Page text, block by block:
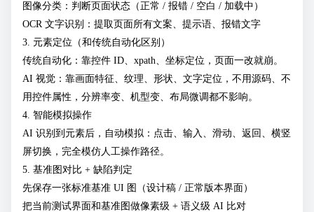
图像分类：判断页面状态（正常 / 报错 / 空白 / 加载中）
OCR 文字识别：提取页面所有文案、提示语、报错文字
3. 元素定位（和传统自动化区别）
传统自动化：靠控件 ID、xpath、坐标定位，页面一改就崩。
AI 视觉：靠画面特征、纹理、形状、文字定位，不用源码、不
用控件属性，分辨率变、机型变、布局微调都不影响。
4. 智能模拟操作
AI 识别到元素后，自动模拟：点击、输入、滑动、返回、横竖
屏切换，完全模仿人工操作路径。
5. 基准图对比 + 缺陷判定
先保存一张标准基准 UI 图（设计稿 / 正常版本界面）
把当前测试界面和基准图做像素级 + 语义级 AI 比对